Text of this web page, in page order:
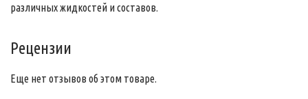
различных жидкостей и составов.
Рецензии
Еще нет отзывов об этом товаре.